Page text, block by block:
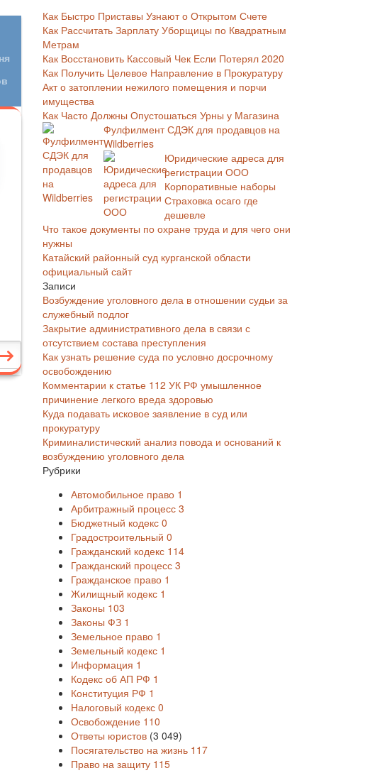
Как Быстро Приставы Узнают о Открытом Счете
Как Рассчитать Зарплату Уборщицы по Квадратным
Метрам
Как Восстановить Кассовый Чек Если Потерял 2020
Как Получить Целевое Направление в Прокуратуру
Акт о затоплении нежилого помещения и порчи
имущества
Как Часто Должны Опустошаться Урны у Магазина
Фулфилмент СДЭК для продавцов на
Wildberries
Юридические адреса для
регистрации ООО
Корпоративные наборы
Страховка осаго где
дешевле
Что такое документы по охране труда и для чего они
нужны
Катайский районный суд курганской области
официальный сайт
Записи
Возбуждение уголовного дела в отношении судьи за
служебный подлог
Закрытие административного дела в связи с
отсутствием состава преступления
Как узнать решение суда по условно досрочному
освобождению
Комментарии к статье 112 УК РФ умышленное
причинение легкого вреда здоровью
Куда подавать исковое заявление в суд или
прокуратуру
Криминалистический анализ повода и оснований к
возбуждению уголовного дела
Рубрики
Автомобильное право 1
Арбитражный процесс 3
Бюджетный кодекс 0
Градостроительный 0
Гражданский кодекс 114
Гражданский процесс 3
Гражданское право 1
Жилищный кодекс 1
Законы 103
Законы ФЗ 1
Земельное право 1
Земельный кодекс 1
Информация 1
Кодекс об АП РФ 1
Конституция РФ 1
Налоговый кодекс 0
Освобождение 110
Ответы юристов (3 049)
Посягательство на жизнь 117
Право на защиту 115